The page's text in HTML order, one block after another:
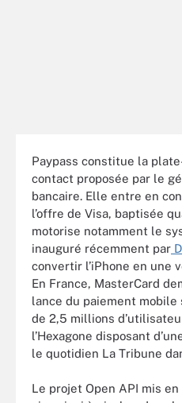
Paypass constitue la
contact proposée par le
bancaire. Elle entre en
l’offre de Visa, baptisée
motorise notamment le
inauguré récemment par
convertir l’iPhone en une
En France, MasterCard
lance du paiement
de 2,5 millions
l’Hexagone disposant
le quotidien La Tribune
Le projet Open API mis